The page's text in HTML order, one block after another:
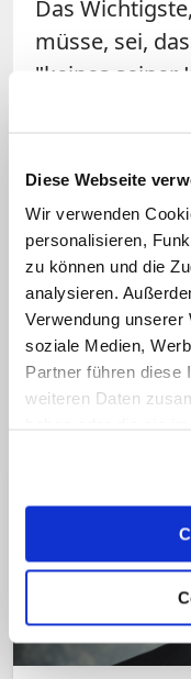
Diese Webseite
Wir verwenden
personalisieren,
zu können und die
analysieren.
Verwendung
soziale Medien,
Partner führen diese
weiteren Daten
Das
müsse, sei,
"keines seiner
diesem Weg
Übrigen
transsexuelle
Christentum
sie das Bild
finden",